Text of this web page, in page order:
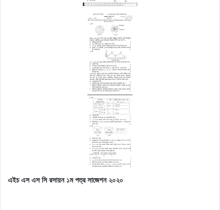
এইচ এস এস সি রসায়ন ১ম পত্র সাজেশন ২০২০